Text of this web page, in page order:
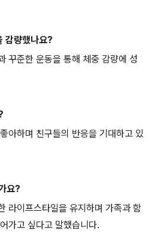
감량했나요?
꾸준한 운동을 통해 체중 감량에 성
아하며 친구들의 반응을 기대하고 있
요?
라이프스타일을 유지하며 가족과 함
가고 싶다고 말했습니다.